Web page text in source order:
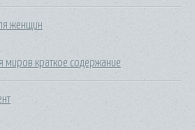
женщин
миров краткое содержание